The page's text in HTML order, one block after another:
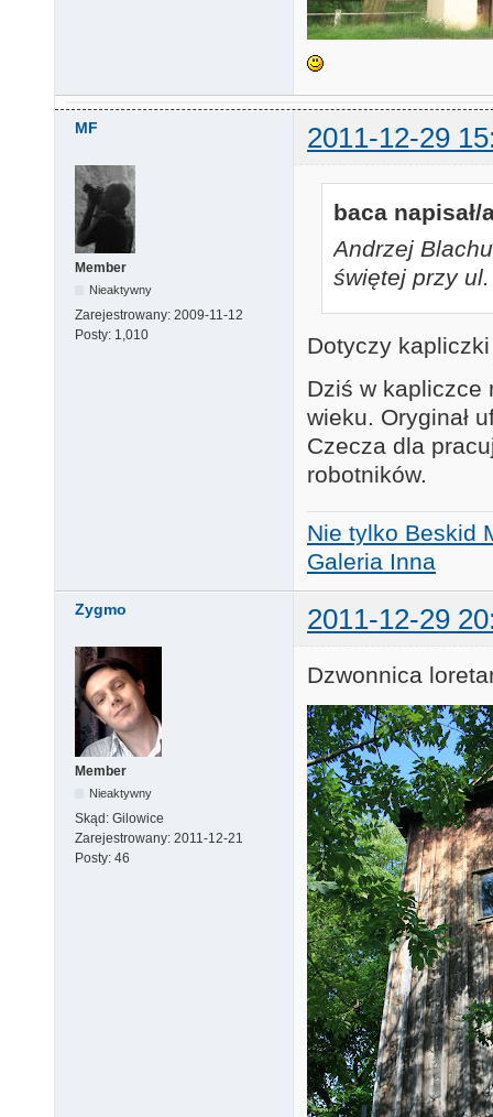
MF 2011-12-29
Member
Nieaktywny
Zarejestrowany: 2009-11-12
Posty: 1,010
baca napisał/
Andrzej
świętej przy
Dotyczy
Dziś w kapliczce
wieku. Oryginał
Czecza dla
robotników.
Nie tylko Beskid
Galeria Inna
Zygmo 2011-12-29
Member
Nieaktywny
Skąd: Gilowice
Zarejestrowany: 2011-12-21
Posty: 46
Dzwonnica